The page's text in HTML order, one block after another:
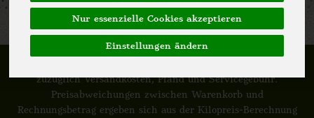
Nur essenzielle Cookies akzeptieren
Einstellungen ändern
zuzüglich Versandkosten, Pfand und Servicegebühr.
Preisabweichungen zwischen Warenkorb und
Rechnungsbetrag ergeben sich aus der Kilopreis-Berechnung